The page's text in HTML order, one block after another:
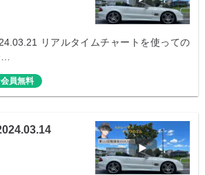
リアルタイムチャートを使っての
員無料